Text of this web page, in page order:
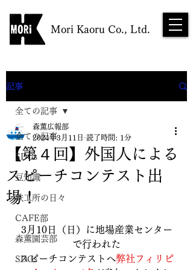
Mori Kaoru Co., Ltd.
NEWS
記事
全ての記事
SDGs
豆知識
鉄工所の日々
CAFE部
森薫園芸部
SDGs
全ての記事
【第４回】外国人による
スピーチコンテスト出
場！
森薫広報部
2024年3月11日 読了時間: 1分
3月10日（日）に地場産業センター
で行われた
スピーチコンテストへ弊社フィリピ